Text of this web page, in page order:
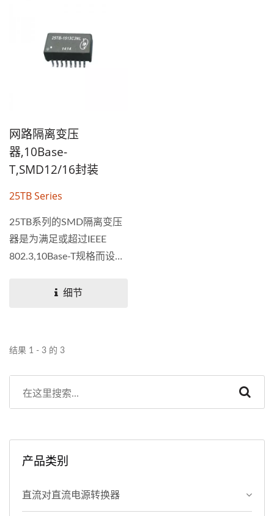
网路隔离变压
器,10Base-
T,SMD12/16封装
25TB Series
25TB系列的SMD隔离变压
器是为满足或超过IEEE
802.3,10Base-T规格而设
EMI抑制，表面贴装、IC等
细节
结果 1 - 3 的 3
产品类别
直流对直流电源转换器